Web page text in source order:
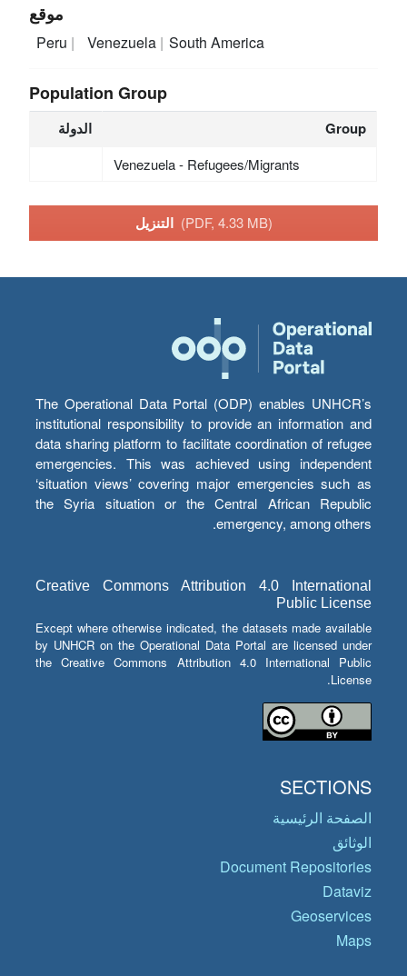
موقع
Peru Venezuela South America
Population Group
الدولة Group
Venezuela - Refugees/Migrants
التنزيل (PDF, 4.33 MB)
The Operational Data Portal (ODP) enables UNHCR’s
institutional responsibility to provide an information and
data sharing platform to facilitate coordination of refugee
emergencies. This was achieved using independent
‘situation views’ covering major emergencies such as
the Syria situation or the Central African Republic
emergency, among others.
Creative Commons Attribution 4.0 International
Public License
Except where otherwise indicated, the datasets made available
by UNHCR on the Operational Data Portal are licensed under
the Creative Commons Attribution 4.0 International Public
License.
SECTIONS
الصفحة الرئيسية
الوثائق
Document Repositories
Dataviz
Geoservices
Maps